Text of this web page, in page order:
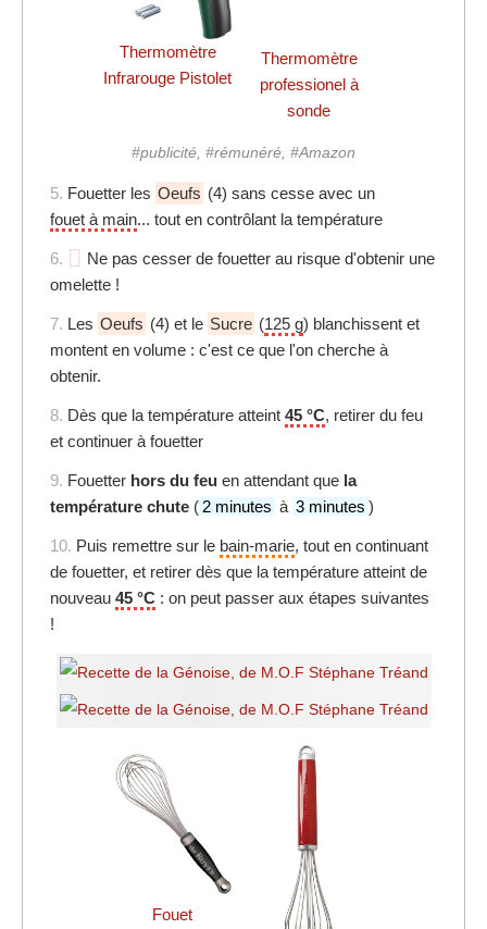
Thermomètre
Infrarouge Pistolet
Thermomètre
professionel à
sonde
#publicité, #rémunéré, #Amazon
5. Fouetter les Oeufs (4) sans cesse avec un
fouet à main... tout en contrôlant la température
6.
Ne pas cesser de fouetter au risque d'obtenir une
omelette !
7. Les Oeufs (4) et le Sucre (125 g) blanchissent et
montent en volume : c'est ce que l'on cherche à
obtenir.
8. Dès que la température atteint 45 °C, retirer du feu
et continuer à fouetter
9. Fouetter hors du feu en attendant que la
température chute ( 2 minutes à 3 minutes )
10. Puis remettre sur le bain-marie, tout en continuant
de fouetter, et retirer dès que la température atteint de
nouveau 45 °C : on peut passer aux étapes suivantes
!
Fouet